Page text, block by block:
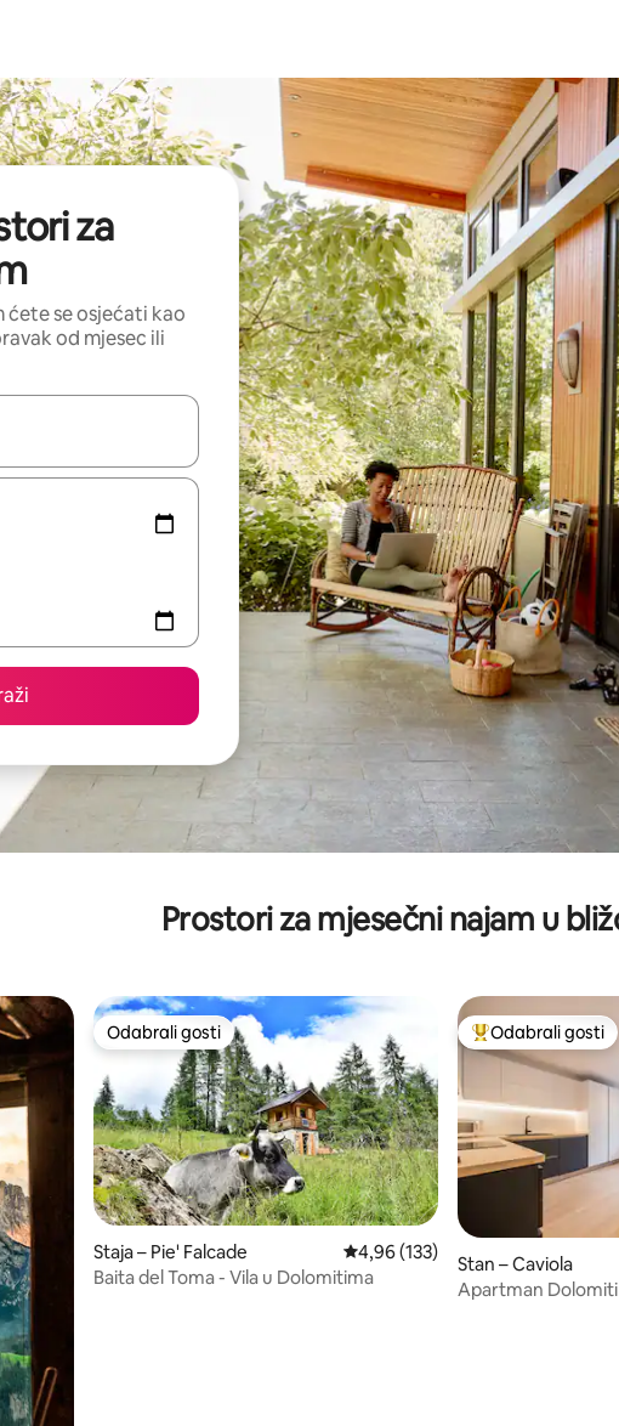
za
ćete se osjećati kao
od mjesec ili
moći ćete ih pregledati koristeći se strelicama prema gore i prema dolje,
Prostori za mjesečni najam u
Odabrali gosti
Odabrali gosti
Staja – Pie' Falcade Prosječna ocjena: 4,96/5,
4,96 (133)
Baita del Toma - Vila u Dolomitima
Među najviše
Odabrali gosti
Stan – Caviola
Apartman Dolomiti